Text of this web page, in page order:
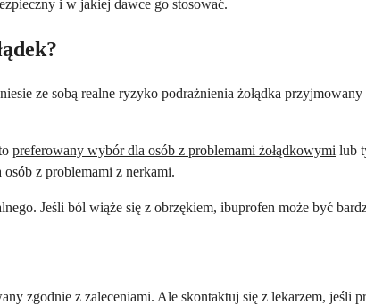
i w jakiej dawce go stosować.
ze sobą realne ryzyko podrażnienia żołądka
preferowany wybór dla osób z problemami żołądkowymi lub
z problemami z nerkami.
Jeśli ból wiąże się z obrzękiem, ibuprofen może być
zgodnie z zaleceniami. Ale skontaktuj się z lekarzem, jeśli